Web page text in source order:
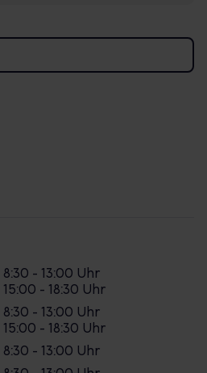
8:30 - 13:00 Uhr
15:00 - 18:30 Uhr
8:30 - 13:00 Uhr
15:00 - 18:30 Uhr
8:30 - 13:00 Uhr